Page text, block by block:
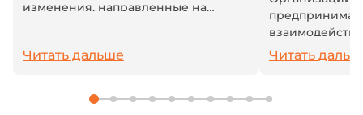
изменения, направленные на
тексте машиночитаемой
Читать дальше
системой:
взносы и
единый
Читать